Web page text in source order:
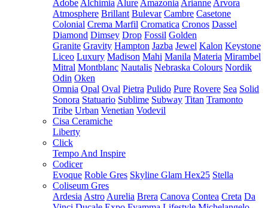
Adobe Alchimia Alure Amazonia Arianne Arvora
Atmosphere Brillant Bulevar Cambre Casetone
Colonial Crema Marfil Cromatica Cronos Dassel
Diamond Dimsey Drop Fossil Golden
Granite Gravity Hampton Jazba Jewel Kalon Keystone
Liceo Luxury Madison Mahi Manila Materia Mirambel
Mitral Montblanc Nautalis Nebraska Colours Nordik
Odin Oken
Omnia Opal Oval Pietra Pulido Pure Rovere Sea Solid
Sonora Statuario Sublime Subway Titan Tramonto
Tribe Urban Venetian Vodevil
Cisa Ceramiche
Liberty
Click
Tempo And Inspire
Codicer
Evoque Roble Gres Skyline Glam Hex25 Stella
Coliseum Gres
Ardesia Astro Aurelia Brera Canova Contea Creta Da